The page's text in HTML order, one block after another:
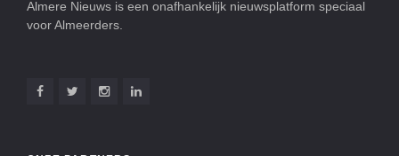
Almere Nieuws is een onafhankelijk nieuwsplatform speciaal
voor Almeerders.